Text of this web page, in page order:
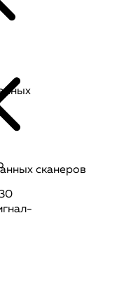
сканеров